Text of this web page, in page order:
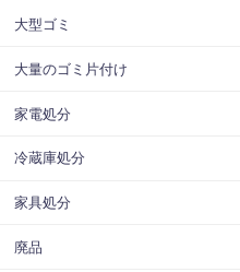
大型ゴミ
大量のゴミ片付け
家電処分
冷蔵庫処分
家具処分
廃品